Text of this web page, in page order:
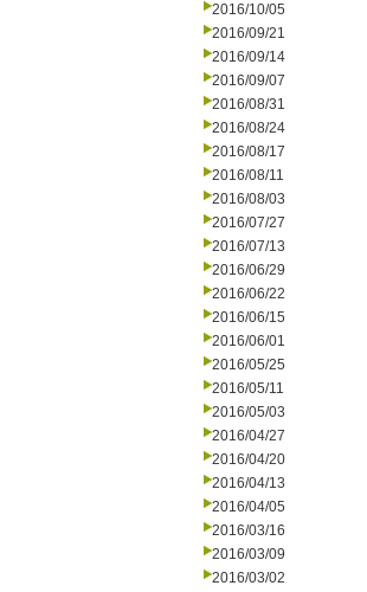
2016/10/05
2016/09/21
2016/09/14
2016/09/07
2016/08/31
2016/08/24
2016/08/17
2016/08/11
2016/08/03
2016/07/27
2016/07/13
2016/06/29
2016/06/22
2016/06/15
2016/06/01
2016/05/25
2016/05/11
2016/05/03
2016/04/27
2016/04/20
2016/04/13
2016/04/05
2016/03/16
2016/03/09
2016/03/02